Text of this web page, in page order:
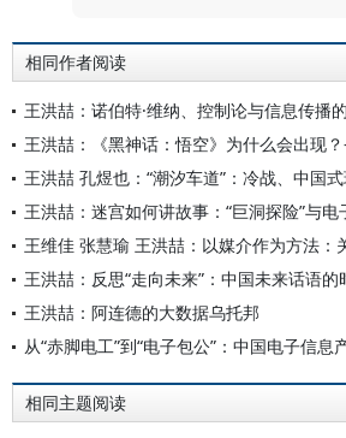
相同作者阅读
王洪喆：诺伯特·维纳、控制论与信息传播
王洪喆：迷宫如何讲故事：“巨洞探险”与
王洪喆：反思“走向未来”：中国未来话语
王洪喆：阿连德的大数据乌托邦
从“赤脚电工”到“电子包公”：中国电子信
相同主题阅读